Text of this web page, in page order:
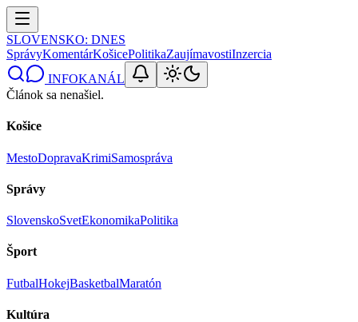
SLOVENSKO: DNES
SprávyKomentárKošicePolitikaZaujímavostiInzercia
INFOKANÁL
Článok sa nenašiel.
Košice
MestoDopravaKrimiSamospráva
Správy
SlovenskoSvetEkonomikaPolitika
Šport
FutbalHokejBasketbalMaratón
Kultúra